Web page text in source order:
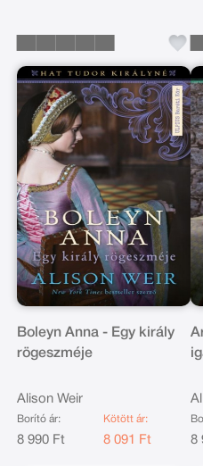
Boleyn Anna - Egy király
rögeszméje
Alison Weir
Borító ár:
8 990 Ft
Kötött ár:
8 091 Ft 8